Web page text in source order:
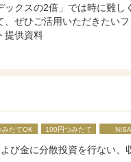
クスの2倍」では時に難し
ぜひご活用いただきたいフ
提供資料
みたてOK 100円つみたて NISA
び金に分散投資を行ない、